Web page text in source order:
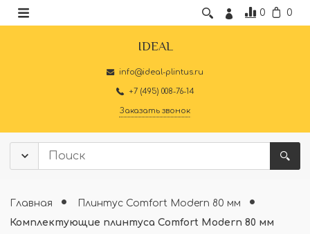
0 0
IDEAL
info@ideal-plintus.ru
+7 (495) 008-76-14
Заказать звонок
Главная
Плинтус Comfort Modern 80 мм
Комплектующие плинтуса Comfort Modern 80 мм